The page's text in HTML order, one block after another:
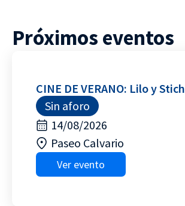
Próximos eventos
CINE DE VERANO: Lilo y Stich
Sin aforo
14/08/2026
Paseo Calvario
Ver evento